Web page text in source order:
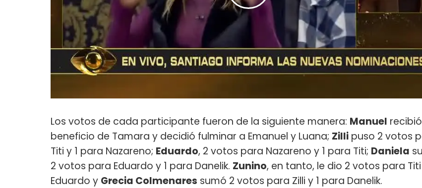
Los votos de cada participante fueron de la siguiente manera: Manuel
beneficio de Tamara y decidió fulminar a Emanuel y Luana; Zilli puso 2 votos
Titi y 1 para Nazareno; Eduardo, 2 votos para Nazareno y 1 para Titi; Daniela
2 votos para Eduardo y 1 para Danelik. Zunino, en tanto, le dio 2 votos para Titi
Eduardo y Grecia Colmenares sumó 2 votos para Zilli y 1 para Danelik.